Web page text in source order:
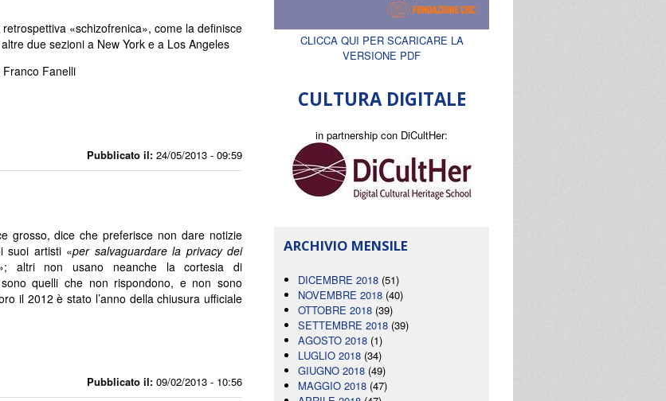
Pubblicato il: 24/05/2013 - 09:59
«schizofrenica», come la definisce
due sezioni a New York e a Los Angeles
Franco Fanelli
Pubblicato il: 09/02/2013 - 10:56
grosso, dice che preferisce non dare notizie
suoi artisti «per salvaguardare la privacy dei
altri non usano neanche la cortesia di
quelli che non rispondono, e non sono
il 2012 è stato l’anno della chiusura ufficiale
CLICCA QUI PER SCARICARE LA
VERSIONE PDF
CULTURA DIGITALE
in partnership con DiCultHer:
ARCHIVIO MENSILE
DICEMBRE 2018 (51)
NOVEMBRE 2018 (40)
OTTOBRE 2018 (39)
SETTEMBRE 2018 (39)
AGOSTO 2018 (1)
LUGLIO 2018 (34)
GIUGNO 2018 (49)
MAGGIO 2018 (47)